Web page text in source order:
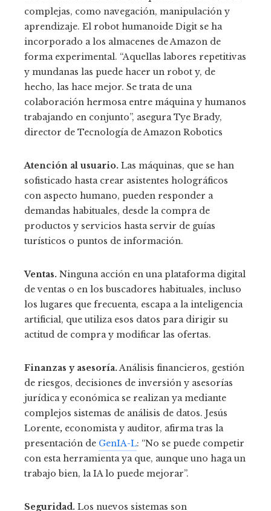
complejas, como navegación, manipulación y
aprendizaje. El robot humanoide Digit se ha
incorporado a los almacenes de Amazon de
forma experimental. “Aquellas labores repetitivas
y mundanas las puede hacer un robot y, de
hecho, las hace mejor. Se trata de una
colaboración hermosa entre máquina y humanos
trabajando en conjunto”, asegura Tye Brady,
director de Tecnología de Amazon Robotics
Atención al usuario. Las máquinas, que se han
sofisticado hasta crear asistentes holográficos
con aspecto humano, pueden responder a
demandas habituales, desde la compra de
productos y servicios hasta servir de guías
turísticos o puntos de información.
Ventas. Ninguna acción en una plataforma digital
de ventas o en los buscadores habituales, incluso
los lugares que frecuenta, escapa a la inteligencia
artificial, que utiliza esos datos para dirigir su
actitud de compra y modificar las ofertas.
Finanzas y asesoría.Análisis financieros, gestión
de riesgos, decisiones de inversión y asesorías
jurídica y económica se realizan ya mediante
complejos sistemas de análisis de datos. Jesús
Lorente, economista y auditor, afirma tras la
presentación de GenIA-L: “No se puede competir
con esta herramienta ya que, aunque uno haga un
trabajo bien, la IA lo puede mejorar”.
Seguridad. Los nuevos sistemas son